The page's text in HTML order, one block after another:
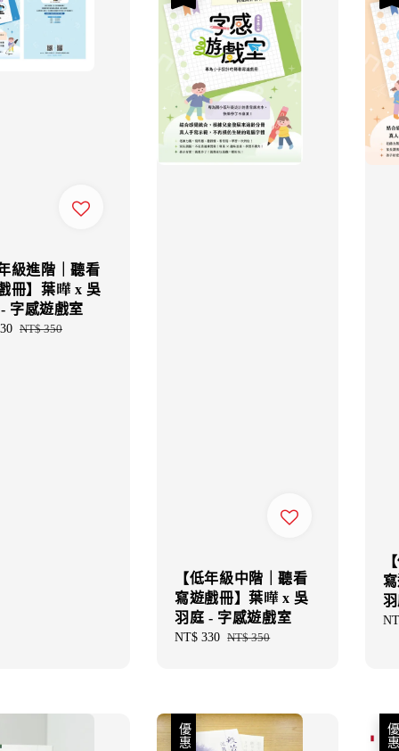
級進階｜聽看
冊】葉曄 x 吳
字感遊戲室
Regular
NT$ 350
【低年級中階｜聽看
寫遊戲冊】葉曄 x 吳
羽庭 - 字感遊戲室
Sale
NT$ 330 Regular
NT$ 350
優惠 優惠